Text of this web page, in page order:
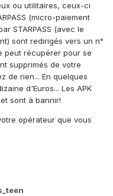
ou utilitaires, ceux-ci
(micro-paiement
STARPASS (avec le
sont redirigés vers un n°
peut récupérer pour se
supprimés de votre
de rien... En quelques
d'Euros... Les APK
sont à bannir!
opérateur que vous